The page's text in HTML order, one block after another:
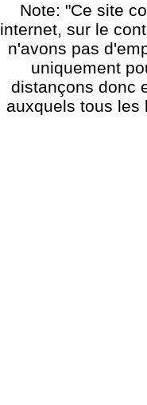
Note: "Ce site
internet, sur le
n'avons pas
uniquement
distançons donc
auxquels tous les